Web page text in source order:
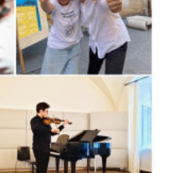
շրջանում
ծառն է տապալվել
են փոխել
ու Սյունե Քոսակյանը
գագաթը